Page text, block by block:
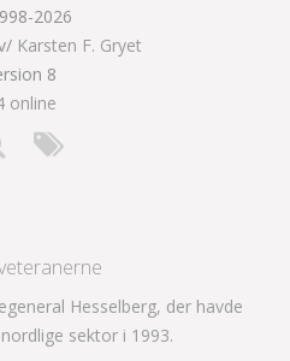
2026
Karsten F. Gryet
8
online
Hesselberg, der havde
sektor i 1993.